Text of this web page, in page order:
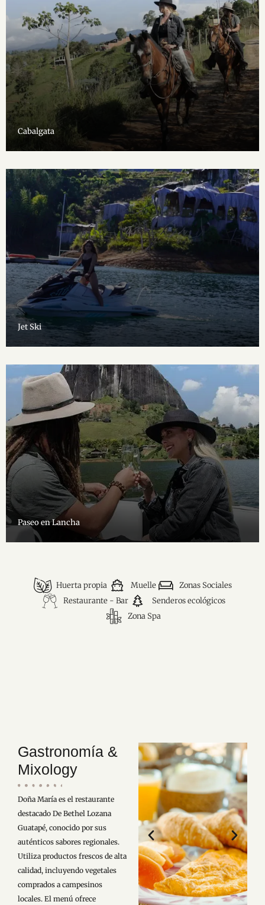
Huerta propia Muelle
Zonas Sociales
Restaurante - Bar
Senderos ecológicos
Zona Spa
Cabalgata
Jet Ski
Paseo en Lancha
Gastronomía &
Mixology
Doña María es el restaurante
destacado De Bethel Lozana
Guatapé, conocido por sus
auténticos sabores regionales.
Utiliza productos frescos de alta
calidad, incluyendo vegetales
comprados a campesinos
locales. El menú ofrece